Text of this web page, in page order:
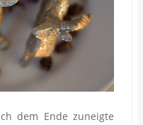
dem Ende zuneigte